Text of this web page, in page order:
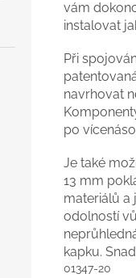
vám
instalovat
Při
navrhovat
po
Je také
13 mm
materiálů a
odolností
kapku.
01347-20